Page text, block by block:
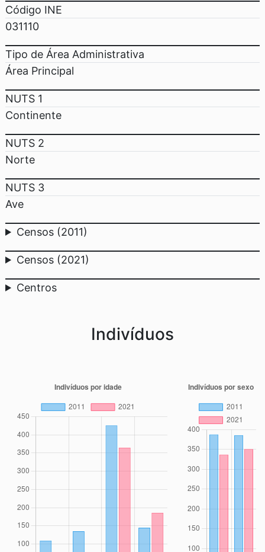
Código INE
031110
Tipo de Área Administrativa
Área Principal
NUTS 1
Continente
NUTS 2
Norte
NUTS 3
Ave
Censos (2011)
Censos (2021)
Centros
Indivíduos